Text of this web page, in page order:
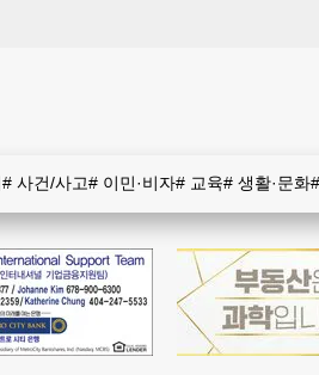
# 사건/사고# 이민·비자# 교육# 생활·문화#